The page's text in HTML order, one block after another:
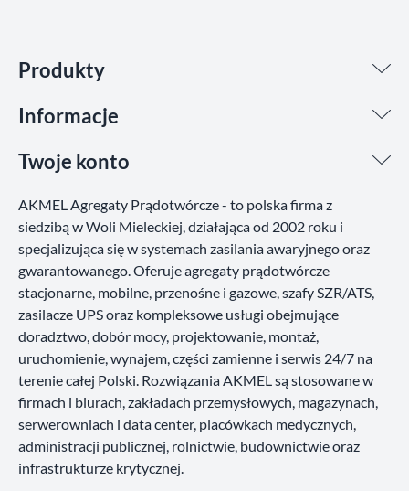
Produkty
Informacje
Twoje konto
AKMEL Agregaty Prądotwórcze - to polska firma z
siedzibą w Woli Mieleckiej, działająca od 2002 roku i
specjalizująca się w systemach zasilania awaryjnego oraz
gwarantowanego. Oferuje agregaty prądotwórcze
stacjonarne, mobilne, przenośne i gazowe, szafy SZR/ATS,
zasilacze UPS oraz kompleksowe usługi obejmujące
doradztwo, dobór mocy, projektowanie, montaż,
uruchomienie, wynajem, części zamienne i serwis 24/7 na
terenie całej Polski. Rozwiązania AKMEL są stosowane w
firmach i biurach, zakładach przemysłowych, magazynach,
serwerowniach i data center, placówkach medycznych,
administracji publicznej, rolnictwie, budownictwie oraz
infrastrukturze krytycznej.